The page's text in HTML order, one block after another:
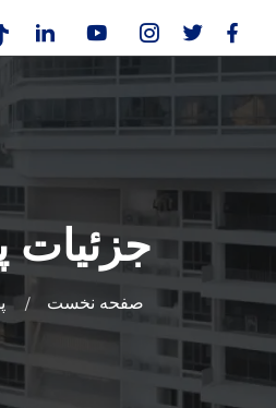
جزئیات
صفحه نخست